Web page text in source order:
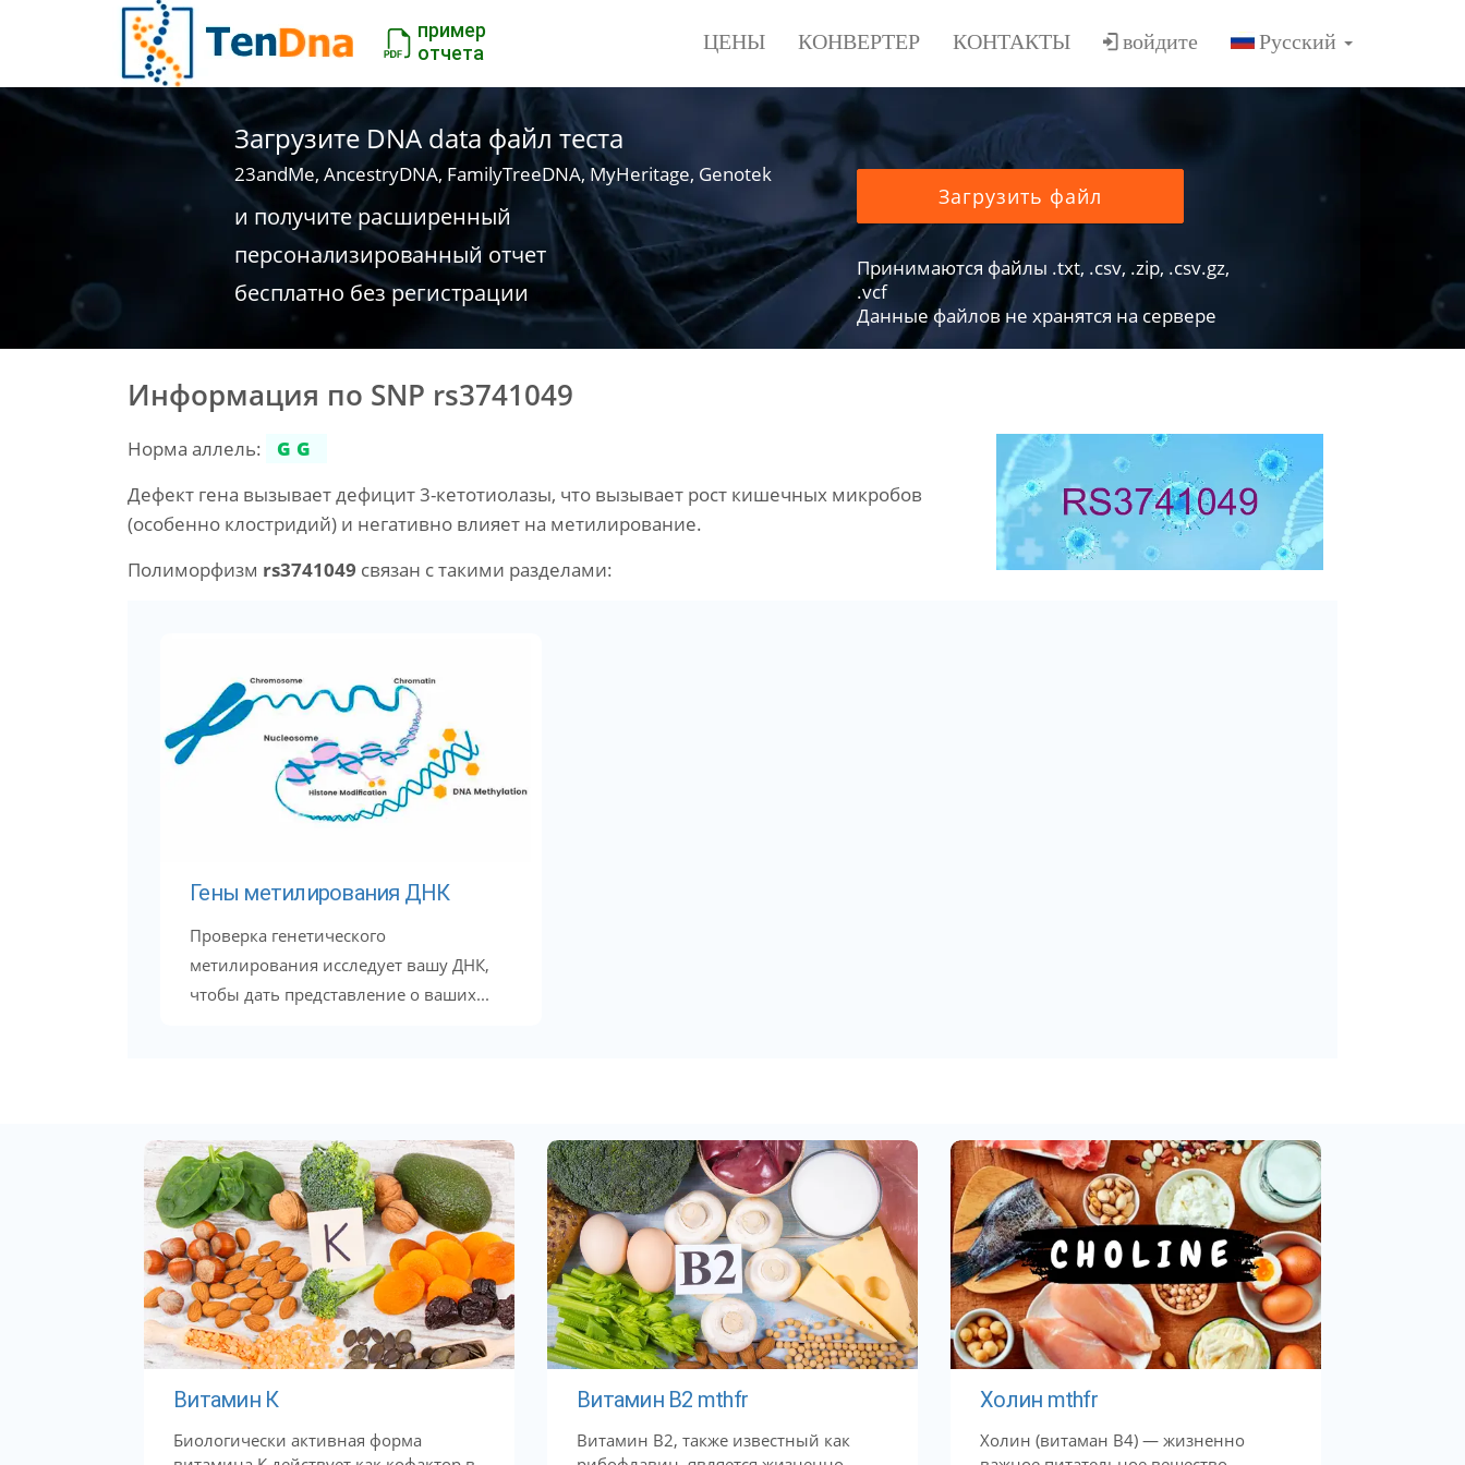
пример
отчета
ЦЕНЫ КОНВЕРТЕР КОНТАКТЫ войдите
Загрузите DNA data файл теста
23andMe, AncestryDNA, FamilyTreeDNA, MyHeritage, Genotek
и получите расширенный
персонализированный отчет
бесплатно без регистрации
Загрузить файл
Принимаются файлы .txt, .csv, .zip, .csv.gz,
.vcf
Данные файлов не хранятся на сервере
Информация по SNP rs3741049
Норма аллель:
GG
Дефект гена вызывает дефицит 3-кетотиолазы, что вызывает рост кишечных микробов
(особенно клостридий) и негативно влияет на метилирование.
Полиморфизм rs3741049 связан с такими разделами:
Гены метилирования ДНК
Проверка генетического
метилирования исследует вашу ДНК,
чтобы дать представление о ваших...
Витамин К
Биологически активная форма
Витамин В2 mthfr
Витамин B2, также известный как
Холин mthfr
Холин (витаман B4) — жизненно